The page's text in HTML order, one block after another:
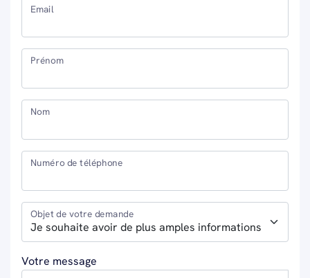
Email
Prénom
Nom
Numéro de téléphone
Objet de votre demande
Votre message